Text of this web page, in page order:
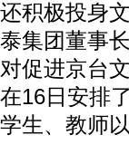
还积极投身
泰集团董事
对促进京台
在16日安排
学生、教师